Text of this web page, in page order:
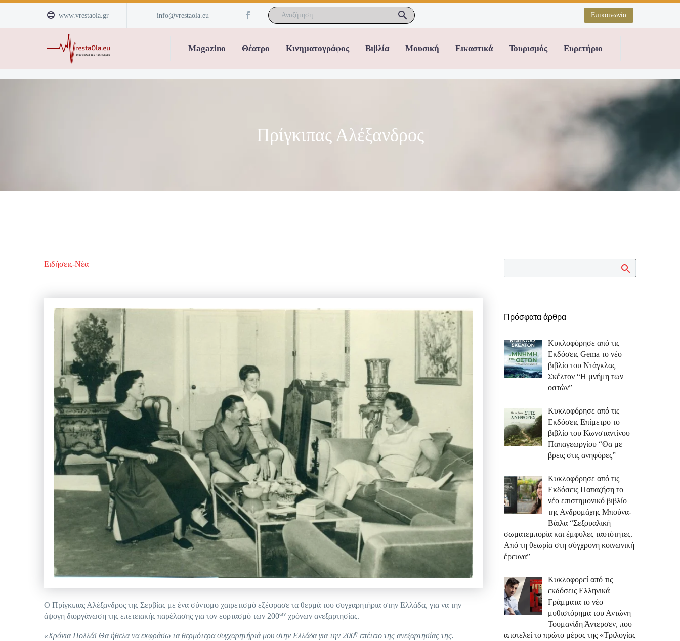

 www.vrestaola.gr info@vrestaola.eu Επικοινωνία
Magazino Θέατρο Κινηματογράφος Βιβλία Μουσική Εικαστικά Τουρισμός Ευρετήριο
Πρίγκιπας Αλέξανδρος
Ειδήσεις-Νέα
Ο Πρίγκιπας Αλέξανδρος της Σερβίας με ένα σύντομο χαιρετισμό εξέφρασε τα θερμά του συγχαρητήρια στην Ελλάδα, για να την
άψογη διοργάνωση της επετειακής παρέλασης για τον εορτασμό των 200ων χρόνων ανεξαρτησίας.
«Χρόνια Πολλά! Θα ήθελα να εκφράσω τα θερμότερα συγχαρητήριά μου στην Ελλάδα για την 200η επέτειο της ανεξαρτησίας της.
Πρόσφατα άρθρα
Κυκλοφόρησε από τις
Εκδόσεις Gema το νέο
βιβλίο του Ντάγκλας
Σκέλτον “Η μνήμη των
οστών”
Κυκλοφόρησε από τις
Εκδόσεις Επίμετρο το
βιβλίο του Κωνσταντίνου
Παπαγεωργίου “Θα με
βρεις στις ανηφόρες”
Κυκλοφόρησε από τις
Εκδόσεις Παπαζήση το
νέο επιστημονικό βιβλίο
της Ανδρομάχης Μπούνα-
Βάιλα “Σεξουαλική
σωματεμπορία και έμφυλες ταυτότητες.
Από τη θεωρία στη σύγχρονη κοινωνική
έρευνα”
Κυκλοφορεί από τις
εκδόσεις Ελληνικά
Γράμματα το νέο
μυθιστόρημα του Αντώνη
Τουμανίδη Άντερσεν, που
αποτελεί το πρώτο μέρος της «Τριλογίας